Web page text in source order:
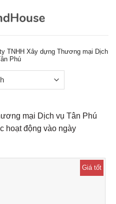
TNHH Xây dựng Thương mại Dịch
Phú
mại Dịch vụ Tân Phú
hoạt động vào ngày
Giá tốt